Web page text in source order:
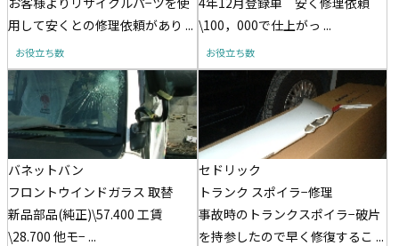
用して安くとの修理依頼があり ...
お役立ち数
\100，000で仕上がっ ...
お役立ち数
バネットバン
フロントウインドガラス 取替
新品部品(純正)\57.400 工賃
\28.700 他モ− ...
セドリック
トランク スポイラ−修理
事故時のトランクスポイラ−破片
を持参したので早く修復するこ ...